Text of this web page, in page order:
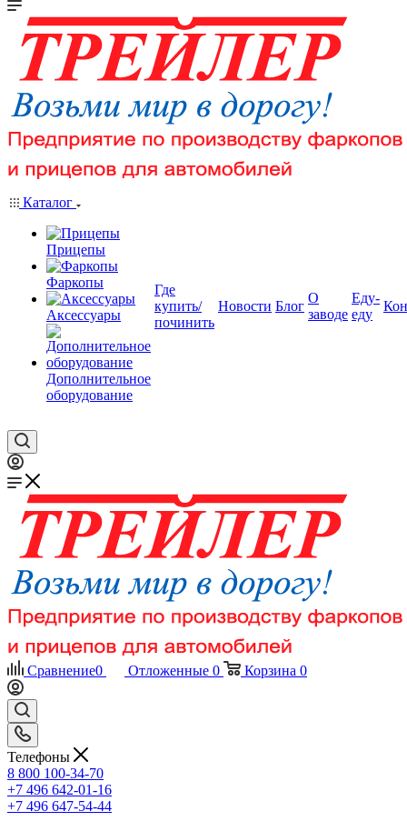
Каталог
Прицепы
Фаркопы
Аксессуары
Дополнительное
оборудование
Где
купить/
починить
Новости Блог
О
заводе
Еду-
еду
Сравнение0 Отложенные 0 Корзина 0
Телефоны
8 800 100-34-70
+7 496 642-01-16
+7 496 647-54-44